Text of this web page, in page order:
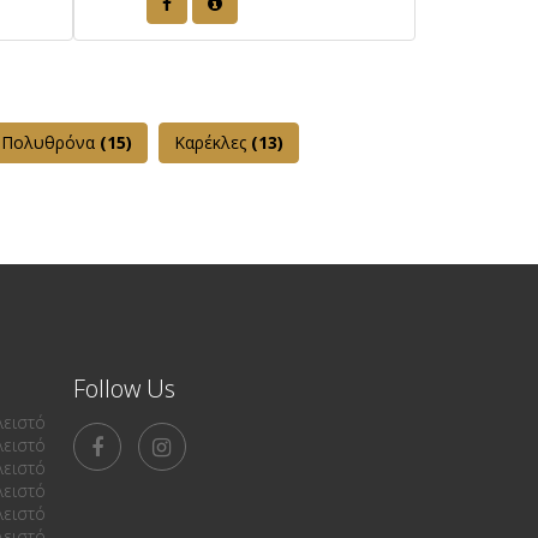
Πολυθρόνα (15) Καρέκλες (13)
Follow Us